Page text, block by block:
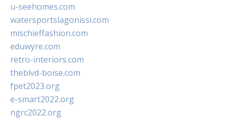
u-seehomes.com
watersportslagonissi.com
mischieffashion.com
eduwyre.com
retro-interiors.com
theblvd-boise.com
fpet2023.org
e-smart2022.org
ngrc2022.org